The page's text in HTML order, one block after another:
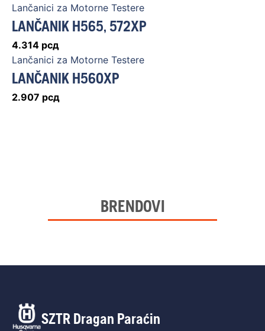
Lančanici za Motorne Testere
LANČANIK H565, 572XP
4.314 рсд
Lančanici za Motorne Testere
LANČANIK H560XP
2.907 рсд
BRENDOVI
SZTR Dragan Paraćin